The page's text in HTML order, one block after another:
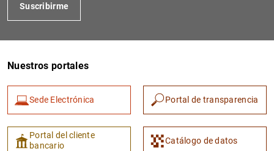
Suscribirme
Nuestros portales
Sede Electrónica Portal de transparencia
Portal del cliente
bancario
Catálogo de datos